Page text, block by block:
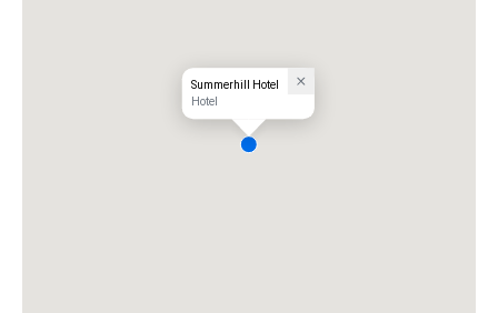
Summerhill Hotel
Hotel